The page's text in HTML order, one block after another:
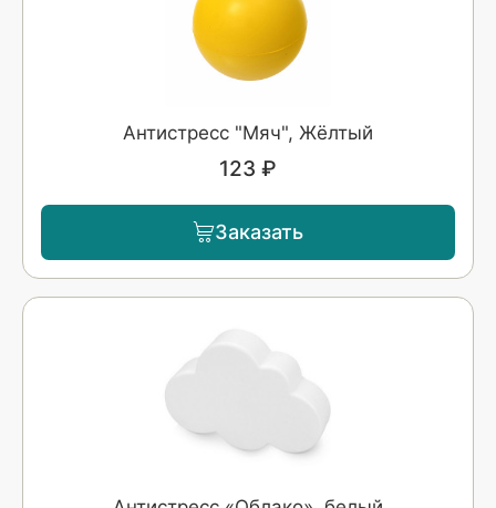
Антистресс "Мяч", Жёлтый
123 ₽
Заказать